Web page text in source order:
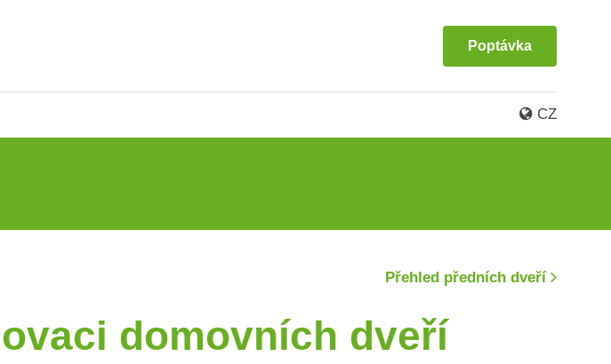
Poptávka
CZ
Přehled předních dveří
domovních dveří